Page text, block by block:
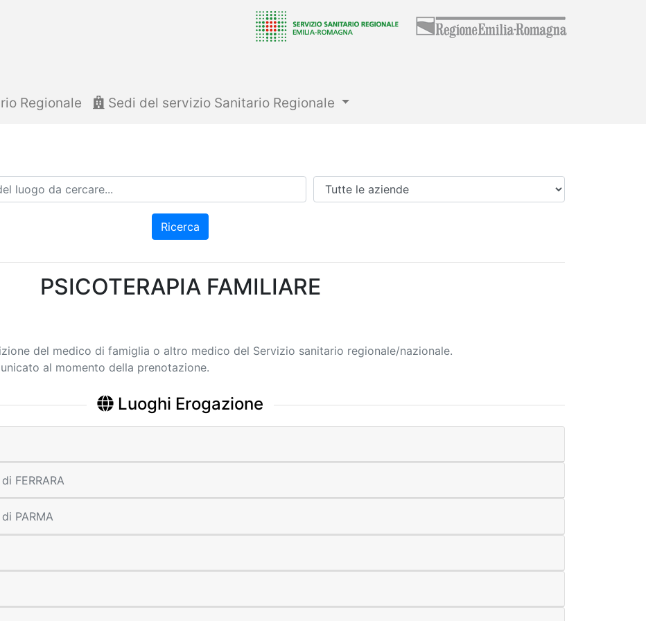
Regionale Sedi del servizio Sanitario Regionale
Azienda
Ricerca
PSICOTERAPIA FAMILIARE
del medico di famiglia o altro medico del Servizio sanitario regionale/nazionale.
al momento della prenotazione.
Luoghi Erogazione
FERRARA
PARMA